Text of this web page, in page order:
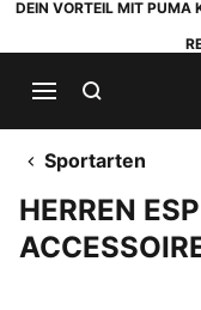
DEIN VORTEIL MIT PUMA
Sportarten
HERREN